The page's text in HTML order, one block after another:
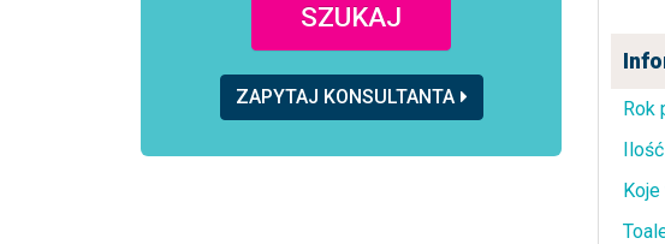
SZUKAJ
ZAPYTAJ KONSULTANTA
Rok